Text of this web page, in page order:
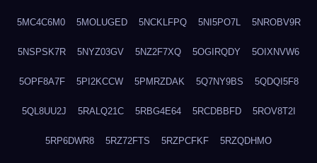
5MC4C6M0 5MOLUGED 5NCKLFPQ 5NI5PO7L 5NROBV9R
5NSPSK7R 5NYZ03GV 5NZ2F7XQ 5OGIRQDY 5OIXNVW6
5OPF8A7F 5PI2KCCW 5PMRZDAK 5Q7NY9BS 5QDQI5F8
5QL8UU2J 5RALQ21C 5RBG4E64 5RCDBBFD 5ROV8T2I
5RP6DWR8 5RZ72FTS 5RZPCFKF 5RZQDHMO